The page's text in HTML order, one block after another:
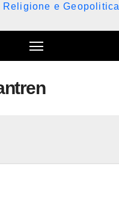
Religione e Geopolitica